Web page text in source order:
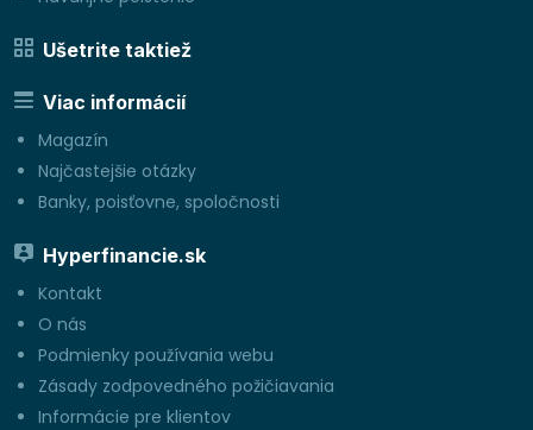
Ušetrite taktiež
Viac informácií
Magazín
Najčastejšie otázky
Banky, poisťovne, spoločnosti
Hyperfinancie.sk
Kontakt
O nás
Podmienky používania webu
Zásady zodpovedného požičiavania
Informácie pre klientov